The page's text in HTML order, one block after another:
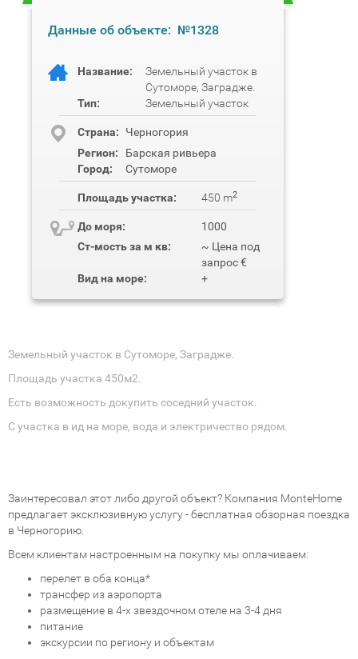
Данные об объекте: №1328
Название:
Земельный участок в
Сутоморе, Заградже.
Тип:
Земельный участок
Cтрана:
Черногория
Регион:
Барская ривьера
Город:
Сутоморе
Площадь участка: 450 m2
До моря:
1000
Ст-мость за м кв:
~ Цена под
запрос €
Вид на море:
+
Земельный участок в Сутоморе, Заградже.
Площадь участка 450м2.
Есть возможность докупить соседний участок.
С участка в ид на море, вода и электричество рядом.
Заинтересовал этот либо другой объект? Компания MonteHome
предлагает эксклюзивную услугу - бесплатная обзорная поездка
в Черногорию.
Всем клиентам настроенным на покупку мы оплачиваем:
перелет в оба конца*
трансфер из аэропорта
размещение в 4-х звездочном отеле на 3-4 дня
питание
экскурсии по региону и объектам